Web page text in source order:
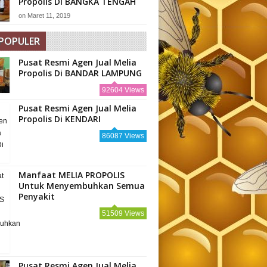
on Maret 11, 2019
Pusat Resmi Agen Jual Melia
Propolis Di BANDAR LAMPUNG
92604 Views
Pusat Resmi Agen Jual Melia
Propolis Di KENDARI
86087 Views
Manfaat MELIA PROPOLIS
Untuk Menyembuhkan Semua
Penyakit
51509 Views